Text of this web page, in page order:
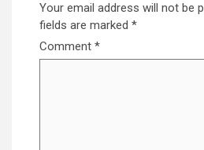
Your email address will not be
fields are marked *
Comment *